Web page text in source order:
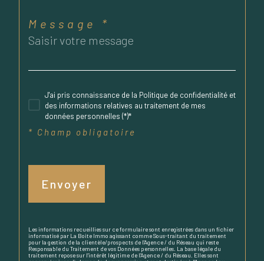
Message *
J'ai pris connaissance de la Politique de confidentialité et
des informations relatives au traitement de mes
données personnelles (*)*
* Champ obligatoire
Envoyer
Les informations recueillies sur ce formulaire sont enregistrées dans un fichier
informatisé par La Boite Immo agissant comme Sous-traitant du traitement
pour la gestion de la clientèle/prospects de l'Agence / du Réseau qui reste
Responsable du Traitement de vos Données personnelles. La base légale du
traitement repose sur l'intérêt légitime de l'Agence / du Réseau. Elles sont